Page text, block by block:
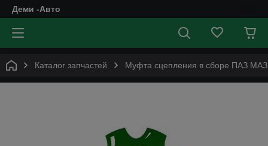
Деми -Авто
Каталог запчастей Муфта сцепления в сборе ПАЗ